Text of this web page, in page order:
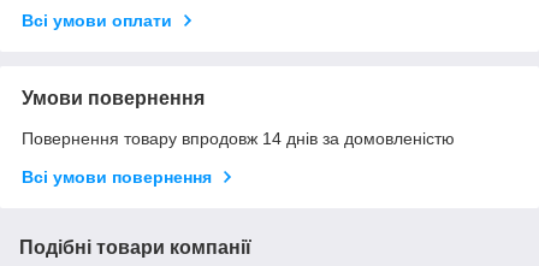
Всі умови оплати
Умови повернення
Повернення товару впродовж 14 днів за домовленістю
Всі умови повернення
Подібні товари компанії